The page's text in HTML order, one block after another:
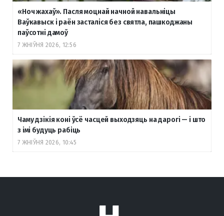
«Ноч жахаў». Пасля моцнай начной навальніцы
Ваўкавыск і раён засталіся без святла, пашкоджаны
паўсотні дамоў
7 ЖНІЎНЯ 2026, 12:56
Чаму дзікія коні ўсё часцей выходзяць на дарогі — і што
з імі будуць рабіць
7 ЖНІЎНЯ 2026, 10:45